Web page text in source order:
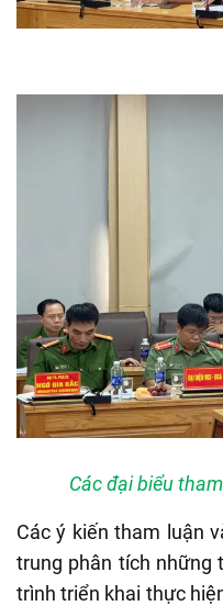
Các đại biểu
Các ý kiến tham luận
trung phân tích những
trình triển khai thực